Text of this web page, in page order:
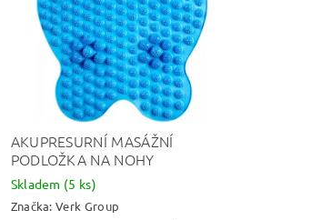
AKUPRESURNÍ MASÁŽNÍ
PODLOŽKA NA NOHY
Skladem (5 ks)
Značka:Verk Group